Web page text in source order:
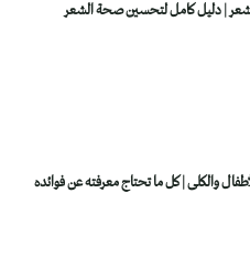
| دليل كامل لتحسين صحة الشعر
والكلى | كل ما تحتاج معرفته عن فوائده